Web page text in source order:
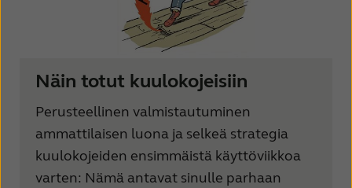
Näin totut kuulokojeisiin
Perusteellinen valmistautuminen
ammattilaisen luona ja selkeä strategia
kuulokojeiden ensimmäistä käyttöviikkoa
varten: Nämä antavat sinulle parhaan